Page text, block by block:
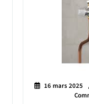
16 mars 2025